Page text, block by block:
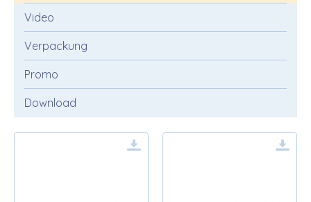
Video
Verpackung
Promo
Download